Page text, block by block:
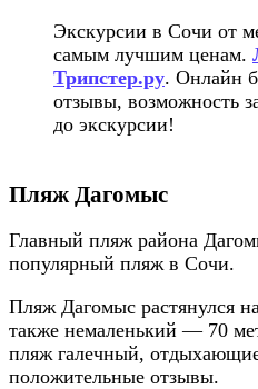
Экскурсии в Сочи от
самым лучшим ценам.
Трипстер.ру. Онлайн
отзывы, возможность
до экскурсии!
Пляж Дагомыс
Главный пляж района
популярный пляж в Сочи.
Пляж Дагомыс растянулся
также немаленький — 70
пляж галечный,
положительные отзывы.